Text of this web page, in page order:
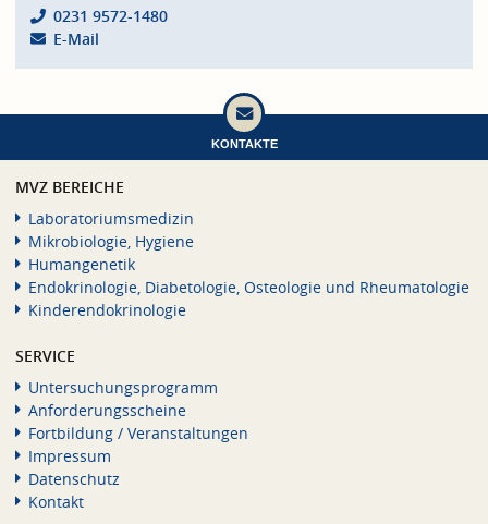
0231 9572-1480
E-Mail
KONTAKTE
MVZ BEREICHE
Laboratoriumsmedizin
Mikrobiologie, Hygiene
Humangenetik
Endokrinologie, Diabetologie, Osteologie und Rheumatologie
Kinderendokrinologie
SERVICE
Untersuchungsprogramm
Anforderungsscheine
Fortbildung / Veranstaltungen
Impressum
Datenschutz
Kontakt